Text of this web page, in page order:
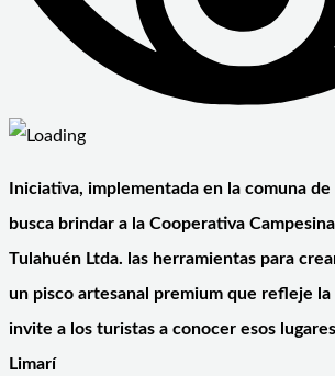
Iniciativa, implementada en la comuna
busca brindar a la Cooperativa
Tulahuén Ltda. las herramientas para
un pisco artesanal premium que refleje
invite a los turistas a conocer esos
Limarí